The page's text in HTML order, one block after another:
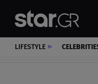
LIFESTYLE